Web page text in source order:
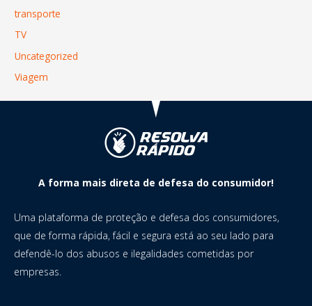
transporte
TV
Uncategorized
Viagem
A forma mais direta de defesa do consumidor!
Uma plataforma de proteção e defesa dos consumidores,
que de forma rápida, fácil e segura está ao seu lado para
defendê-lo dos abusos e ilegalidades cometidas por
empresas.